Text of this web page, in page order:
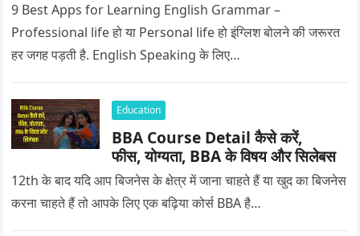
9 Best Apps for Learning English Grammar –
Professional life हो या Personal life हो इंग्लिश बोलने की जरूरत
हर जगह पड़ती है. English Speaking के लिए…
Education
BBA Course Detail कैसे करें,
फीस, योग्यता, BBA के विषय और सिलेबस
12th के बाद यदि आप बिजनेस के क्षेत्र में जाना चाहते हैं या खुद का बिजनेस
करना चाहते हैं तो आपके लिए एक बढ़िया कोर्स BBA है…